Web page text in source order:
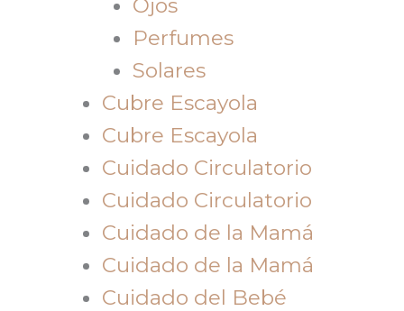
Ojos
Perfumes
Solares
Cubre Escayola
Cubre Escayola
Cuidado Circulatorio
Cuidado Circulatorio
Cuidado de la Mamá
Cuidado de la Mamá
Cuidado del Bebé